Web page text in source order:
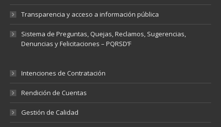
Transparencia y acceso a información pública
Sistema de Preguntas, Quejas, Reclamos, Sugerencias,
Denuncias y Felicitaciones – PQRSD’F
Intenciones de Contratación
Rendición de Cuentas
Gestión de Calidad